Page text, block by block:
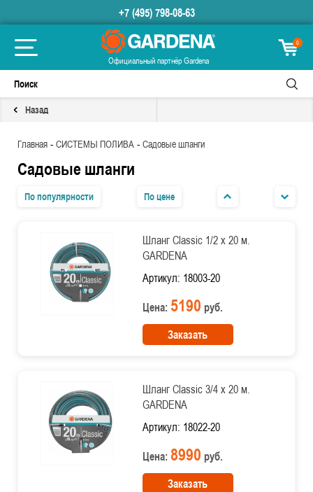
+7 (495) 798-08-63
Официальный партнёр Gardena
0
Назад
Главная - СИСТЕМЫ ПОЛИВА - Садовые шланги
Садовые шланги
По популярности По цене
Шланг Classic 1/2 х 20 м.
GARDENA
Артикул: 18003-20
Цена: 5190 руб.
Заказать
Шланг Classic 3/4 х 20 м.
GARDENA
Артикул: 18022-20
Цена: 8990 руб.
Заказать